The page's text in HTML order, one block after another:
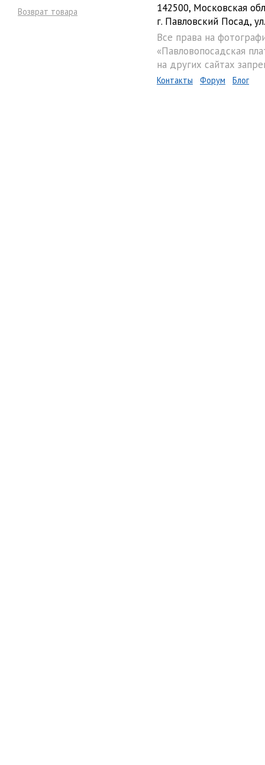
Возврат товара
142500, Московская
г. Павловский Посад,
Все права на
«Павловопосадская
на других сайтах
Контакты Форум Блог